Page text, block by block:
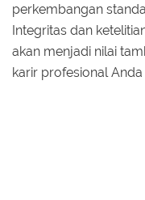
perkembangan
Integritas dan
akan menjadi nilai
karir profesional